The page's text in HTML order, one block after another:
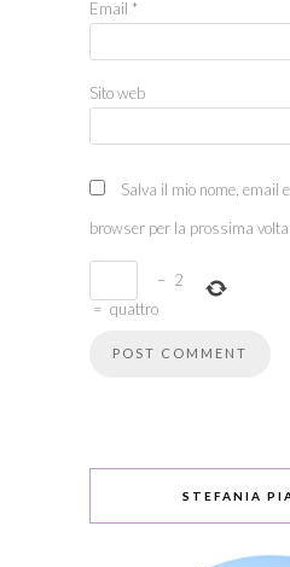
Email *
Sito web
Salva il mio nome, email
browser per la prossima volta
− 2
= quattro
STEFANIA